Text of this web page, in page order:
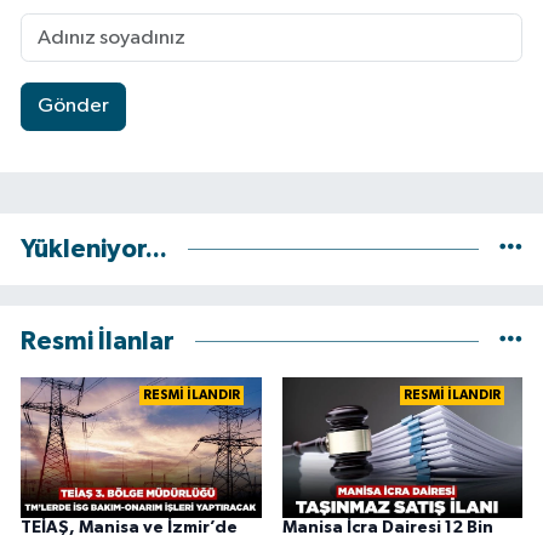
Gönder
Yükleniyor...
Resmi İlanlar
RESMİ İLANDIR
TEİAŞ, Manisa ve İzmir’de
RESMİ İLANDIR
Manisa İcra Dairesi 12 Bin